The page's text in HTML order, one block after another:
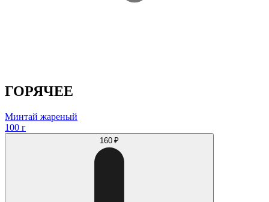
ГОРЯЧЕЕ
Минтай жареный
100 г
160 ₽